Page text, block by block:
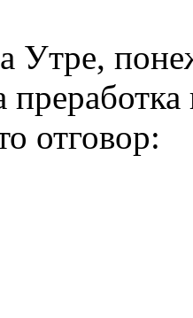
Утре,
отговор: